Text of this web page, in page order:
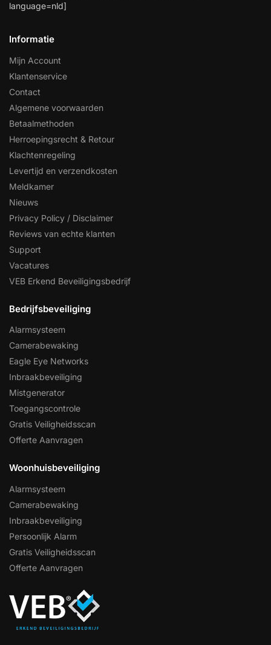
language=nld]
Informatie
Mijn Account
Klantenservice
Contact
Algemene voorwaarden
Betaalmethoden
Herroepingsrecht & Retour
Klachtenregeling
Levertijd en verzendkosten
Meldkamer
Nieuws
Privacy Policy / Disclaimer
Reviews van echte klanten
Support
Vacatures
VEB Erkend Beveiligingsbedrijf
Bedrijfsbeveiliging
Alarmsysteem
Camerabewaking
Eagle Eye Networks
Inbraakbeveiliging
Mistgenerator
Toegangscontrole
Gratis Veiligheidsscan
Offerte Aanvragen
Woonhuisbeveiliging
Alarmsysteem
Camerabewaking
Inbraakbeveiliging
Persoonlijk Alarm
Gratis Veiligheidsscan
Offerte Aanvragen